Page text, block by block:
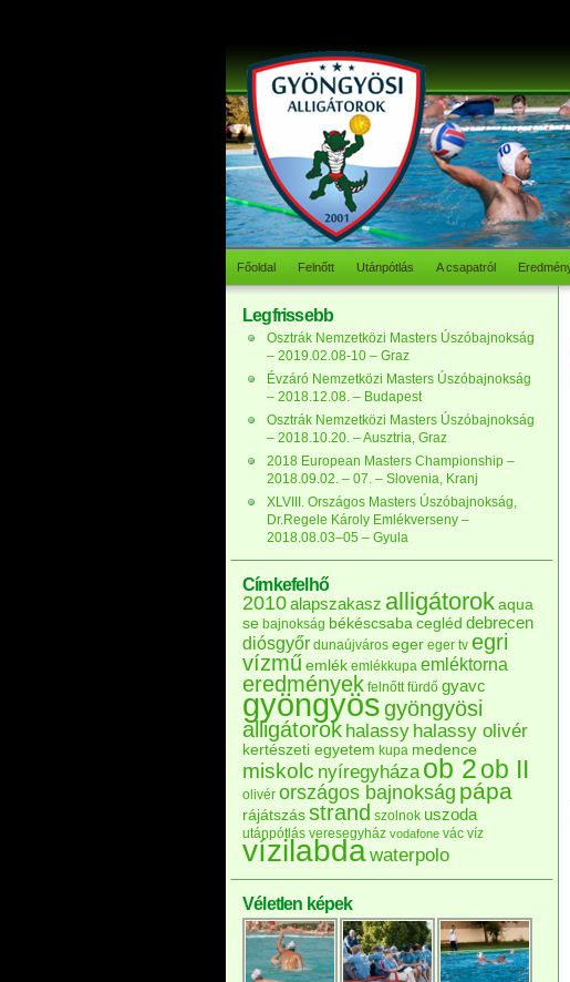
Főoldal Felnőtt Utánpótlás A csapatról
Legfrissebb
Osztrák Nemzetközi Masters Úszóbajnokság
– 2019.02.08-10 – Graz
Évzáró Nemzetközi Masters Úszóbajnokság
– 2018.12.08. – Budapest
Osztrák Nemzetközi Masters Úszóbajnokság
– 2018.10.20. – Ausztria, Graz
2018 European Masters Championship –
2018.09.02. – 07. – Slovenia, Kranj
XLVIII. Országos Masters Úszóbajnokság,
Dr.Regele Károly Emlékverseny –
2018.08.03–05 – Gyula
Címkefelhő
2010alapszakasz alligátorokaqua
se bajnokság békéscsaba cegléd debrecen
diósgyőr dunaújváros eger eger tv egri
vízműemlék emlékkupa emléktorna
eredmények felnőtt fürdő gyavc
gyöngyösgyöngyösi
alligátorok halassy halassy olivér
kertészeti egyetem kupa medence
miskolc nyíregyháza ob 2ob II
olivér országos bajnokság pápa
rájátszás strand szolnok uszoda
utánpótlás veresegyház vodafone vác víz
vízilabdawaterpolo
Véletlen képek